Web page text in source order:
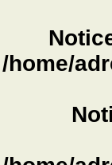
/home/